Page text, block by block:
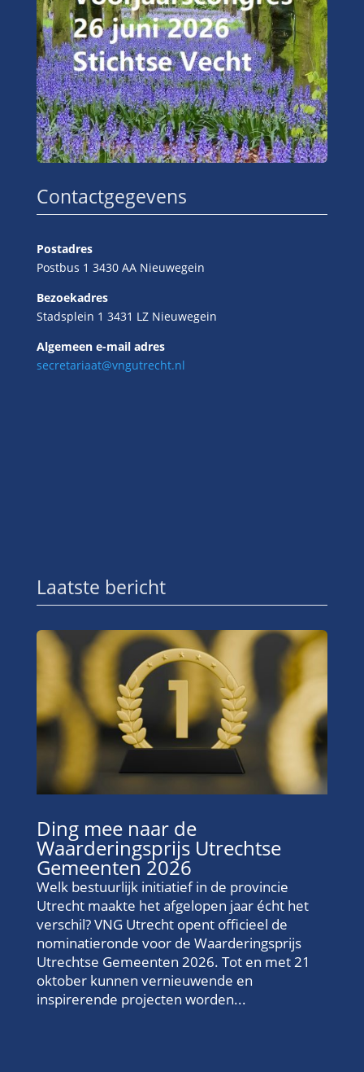
Contactgegevens
Postadres
Postbus 1 3430 AA Nieuwegein
Bezoekadres
Stadsplein 1 3431 LZ Nieuwegein
Algemeen e-mail adres
secretariaat@vngutrecht.nl
Laatste bericht
Ding mee naar de
Waarderingsprijs Utrechtse
Gemeenten 2026
Welk bestuurlijk initiatief in de provincie
Utrecht maakte het afgelopen jaar écht het
verschil? VNG Utrecht opent officieel de
nominatieronde voor de Waarderingsprijs
Utrechtse Gemeenten 2026. Tot en met 21
oktober kunnen vernieuwende en
inspirerende projecten worden...